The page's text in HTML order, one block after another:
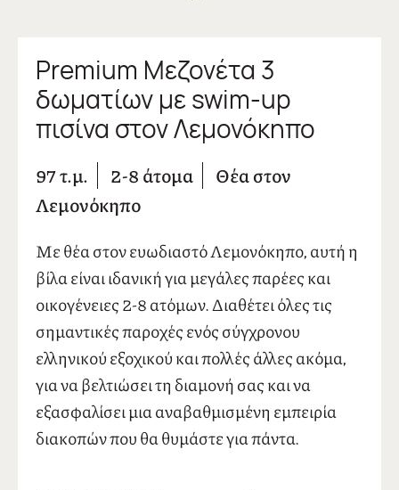
04 Δείτε επίσης
Premium Μεζονέτα 3
δωματίων με swim-up
πισίνα στον Λεμονόκηπο
97 τ.μ. 2-8 άτομα
Θέα στον
Λεμονόκηπο
Με θέα στον ευωδιαστό Λεμονόκηπο, αυτή η
βίλα είναι ιδανική για μεγάλες παρέες και
οικογένειες 2-8 ατόμων. Διαθέτει όλες τις
σημαντικές παροχές ενός σύγχρονου